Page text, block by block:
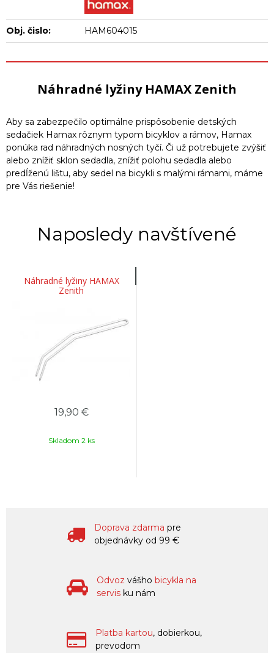
Obj. čislo: HAM604015
Náhradné lyžiny HAMAX Zenith
Aby sa zabezpečilo optimálne prispôsobenie detských
sedačiek Hamax rôznym typom bicyklov a rámov, Hamax
ponúka rad náhradných nosných tyčí. Či už potrebujete zvýšiť
alebo znížiť sklon sedadla, znížiť polohu sedadla alebo
predĺženú lištu, aby sedel na bicykli s malými rámami, máme
pre Vás riešenie!
Naposledy navštívené
Náhradné lyžiny HAMAX
Zenith
19,90 €
Skladom 2 ks
Doprava zdarma pre
objednávky od 99 €
Odvoz vášho bicykla na
servis ku nám
Platba kartou, dobierkou,
prevodom